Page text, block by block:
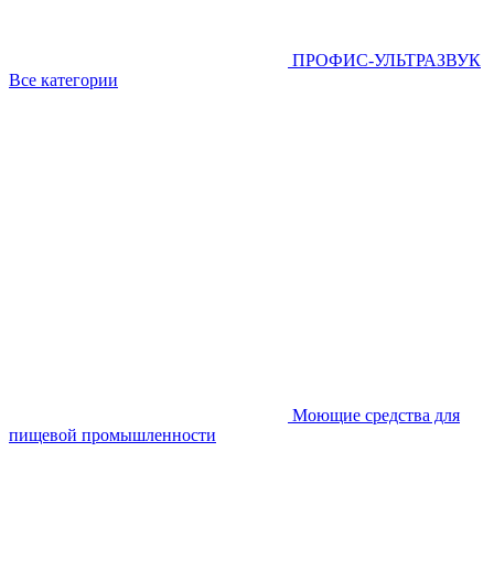
ПРОФИС-УЛЬТРАЗВУК
Все категории
Моющие средства для
пищевой промышленности